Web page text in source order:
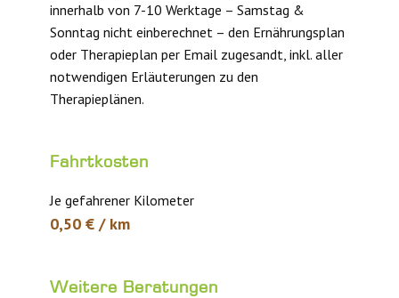
innerhalb von 7-10 Werktage – Samstag &
Sonntag nicht einberechnet – den Ernährungsplan
oder Therapieplan per Email zugesandt, inkl. aller
notwendigen Erläuterungen zu den
Therapieplänen.
Fahrtkosten
Je gefahrener Kilometer
0,50 € / km
Weitere Beratungen